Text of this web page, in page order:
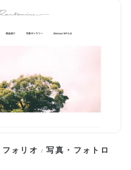
ォリオ /写真・フォトロ